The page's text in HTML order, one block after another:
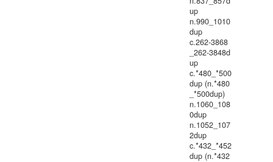
up
n.990_1010
dup
c.262-3868
_262-3848d
up
c.*480_*500
dup (n.*480
_*500dup)
n.1060_108
0dup
n.1052_107
2dup
c.*432_*452
dup (n.*432